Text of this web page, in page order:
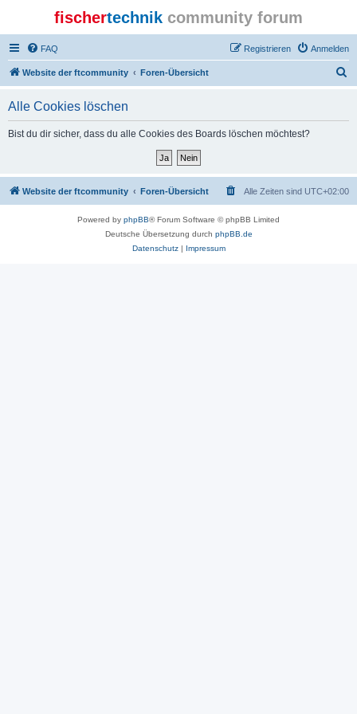
fischertechnik community forum
FAQ Anmelden
Registrieren
Website der ftcommunity Foren-Übersicht
Alle Cookies löschen
Bist du dir sicher, dass du alle Cookies des Boards löschen möchtest?
Website der ftcommunity Foren-Übersicht Alle Zeiten sind UTC+02:00
Powered by phpBB® Forum Software © phpBB Limited
Deutsche Übersetzung durch phpBB.de
Datenschutz| Impressum